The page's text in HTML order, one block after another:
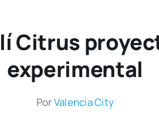
Citrus
experimental
PorValen­cia City